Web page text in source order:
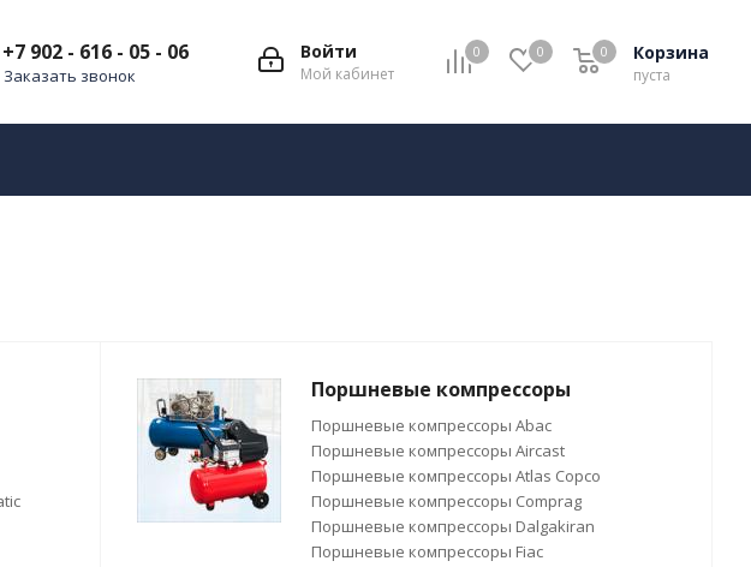
0 0 Корзина
пуста
0
Войти
Мой кабинет
+7 902 - 616 - 05 - 06
Заказать звонок
Поршневые компрессоры
Поршневые компрессоры Abac
Поршневые компрессоры Aircast
Поршневые компрессоры Atlas Copco
Поршневые компрессоры Comprag
Поршневые компрессоры Dalgakiran
Поршневые компрессоры Fiac